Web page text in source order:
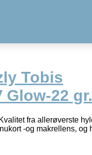
Tobis
Glow-22 gr.
fra allerøverste
-og makrellens, og